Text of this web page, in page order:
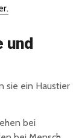
und
sie ein Haustier
bei